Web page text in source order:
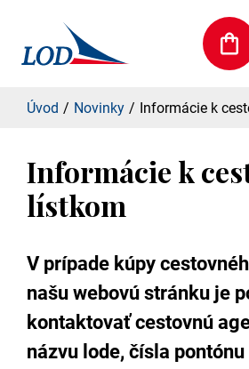
Úvod Novinky Informácie k
Informácie k
lístkom
V prípade kúpy
našu webovú stránku je
kontaktovať cestovnú
názvu lode, čísla